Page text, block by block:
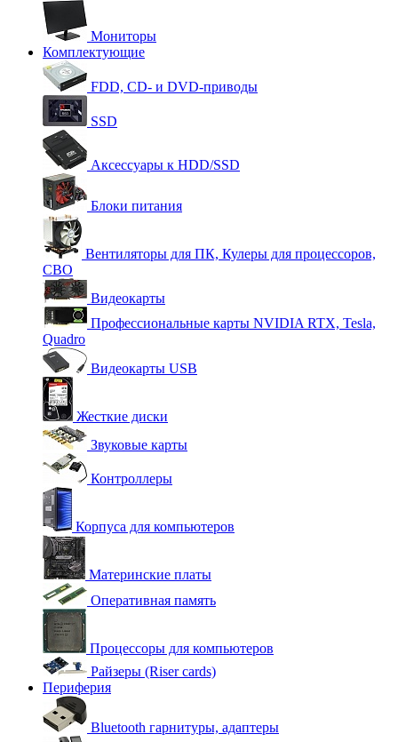
Мониторы
Комплектующие
FDD, CD- и DVD-приводы
SSD
Аксессуары к HDD/SSD
Блоки питания
Вентиляторы для ПК, Кулеры для процессоров,
СВО
Видеокарты
Профессиональные карты NVIDIA RTX, Tesla,
Quadro
Видеокарты USB
Жесткие диски
Звуковые карты
Контроллеры
Корпуса для компьютеров
Материнские платы
Оперативная память
Процессоры для компьютеров
Райзеры (Riser cards)
Периферия
Bluetooth гарнитуры, адаптеры